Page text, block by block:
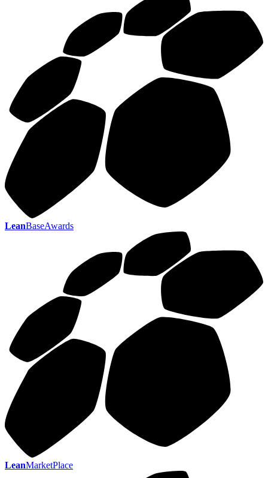
LeanBaseAwards
LeanMarketPlace